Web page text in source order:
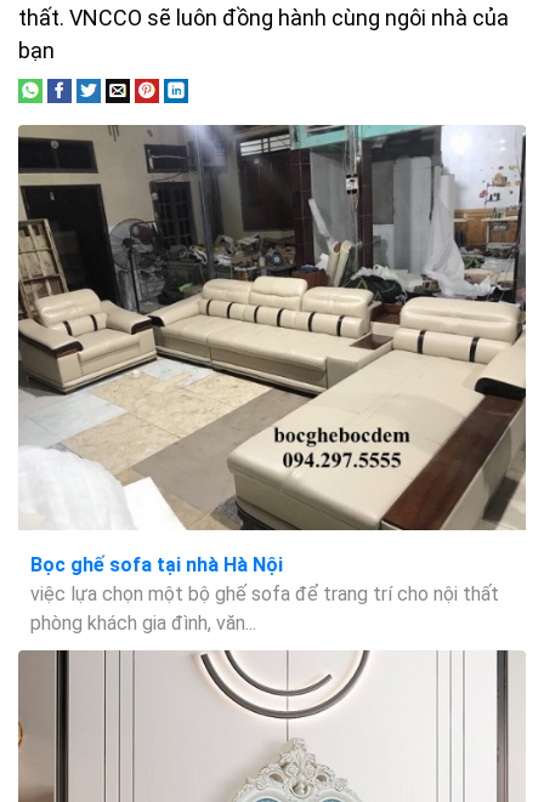
thất. VNCCO sẽ luôn đồng hành cùng ngôi nhà của
bạn
Bọc ghế sofa tại nhà Hà Nội
việc lựa chọn một bộ ghế sofa để trang trí cho nội thất
phòng khách gia đình, văn...